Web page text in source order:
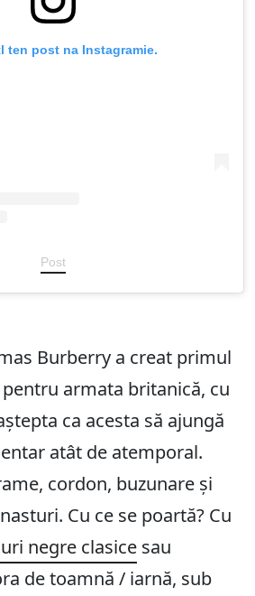
ten post na Instagramie.
Post
Burberry a creat primul
armata britanică, cu
ca acesta să ajungă
atât de atemporal.
cordon, buzunare și
Cu ce se poartă? Cu
negre clasice sau
de toamnă / iarnă, sub